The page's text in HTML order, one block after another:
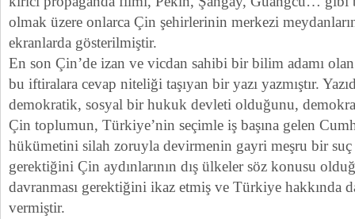
olmak üzere onlarca Çin şehirlerinin merkezi
ekranlarda gösterilmiştir.
En son Çin’de izan ve vicdan sahibi bir bilim adamı
bu iftiralara cevap niteliği taşıyan bir yazı yazmıştır.
demokratik, sosyal bir hukuk devleti olduğunu,
Çin toplumun, Türkiye’nin seçimle iş başına gelen
hükümetini silah zoruyla devirmenin gayri meşru bir
gerektiğini Çin aydınlarının dış ülkeler söz konusu
davranması gerektiğini ikaz etmiş ve Türkiye hakkında
vermiştir.